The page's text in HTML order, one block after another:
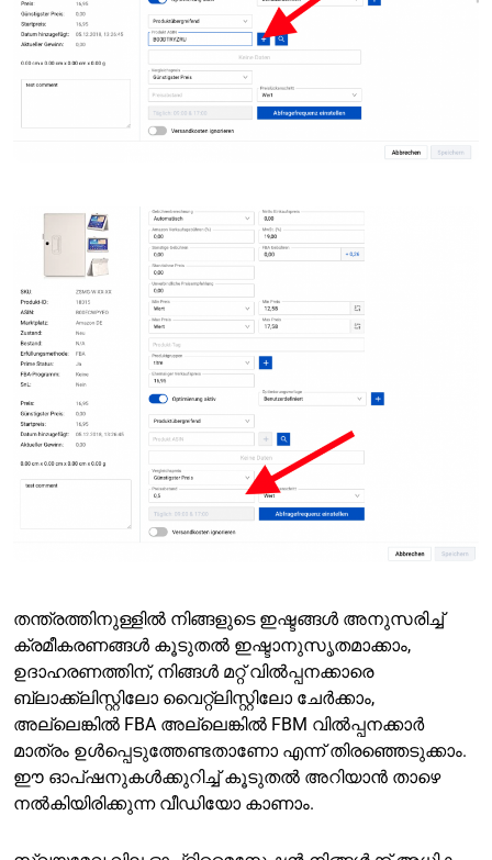
തന്ത്രത്തിനുള്ളിൽ നിങ്ങളുടെ ഇഷ്ടങ്ങൾ അനുസരിച്ച്
ക്രമീകരണങ്ങൾ കൂടുതൽ ഇഷ്ടാനുസൃതമാക്കാം,
ഉദാഹരണത്തിന്, നിങ്ങൾ മറ്റ് വിൽപ്പനക്കാരെ
ബ്ലാക്ക്‌ലിസ്റ്റിലോ വൈറ്റ്‌ലിസ്റ്റിലോ ചേർക്കാം,
അല്ലെങ്കിൽ FBA അല്ലെങ്കിൽ FBM വിൽപ്പനക്കാർ
മാത്രം ഉൾപ്പെടുത്തേണ്ടതാണോ എന്ന് തിരഞ്ഞെടുക്കാം.
ഈ ഓപ്ഷനുകൾക്കുറിച്ച് കൂടുതൽ അറിയാൻ താഴെ
നൽകിയിരിക്കുന്ന വീഡിയോ കാണാം.